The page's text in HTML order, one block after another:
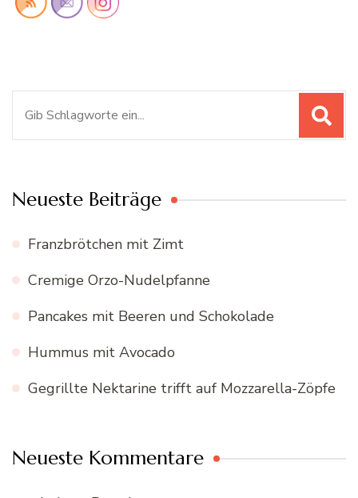
Neueste Beiträge
Franzbrötchen mit Zimt
Cremige Orzo-Nudelpfanne
Pancakes mit Beeren und Schokolade
Hummus mit Avocado
Gegrillte Nektarine trifft auf Mozzarella-Zöpfe
Neueste Kommentare